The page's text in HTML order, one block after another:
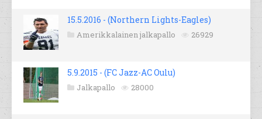
15.5.2016 - (Northern Lights-Eagles)
Amerikkalainen jalkapallo 26929
5.9.2015 - (FC Jazz-AC Oulu)
Jalkapallo 28000